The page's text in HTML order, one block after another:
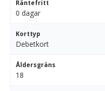
Räntefritt
0 dagar
Korttyp
Debetkort
Åldersgräns
18